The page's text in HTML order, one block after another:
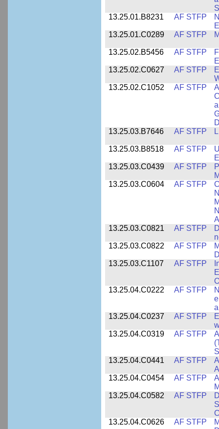
13.25.01.B8231
AF STFP
13.25.01.C0289
AF STFP
13.25.02.B5456 AF STFP
13.25.02.C0627
AF STFP
13.25.02.C1052
AF STFP
13.25.03.B7646
AF STFP
13.25.03.B8518 AF STFP
13.25.03.C0439
AF STFP
13.25.03.C0604
AF STFP
13.25.03.C0821
AF STFP
13.25.03.C0822
AF STFP
13.25.03.C1107
AF STFP
13.25.04.C0222
AF STFP
13.25.04.C0237
AF STFP
13.25.04.C0319
AF STFP
13.25.04.C0441
AF STFP
13.25.04.C0454
AF STFP
13.25.04.C0582
AF STFP
13.25.04.C0626
AF STFP